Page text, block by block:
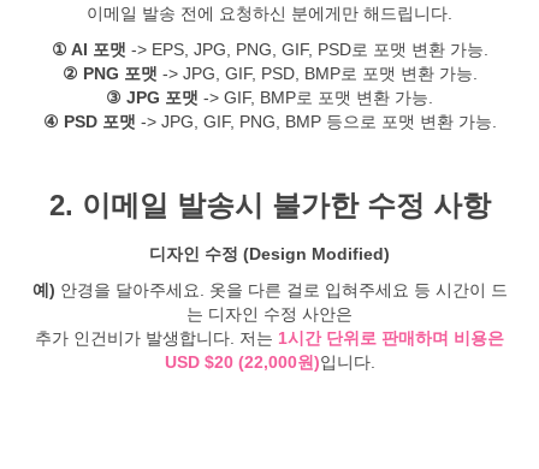
이메일 발송 전에 요청하신 분에게만 해드립니다.
① AI 포맷 -> EPS, JPG, PNG, GIF, PSD로 포맷 변환 가능.
② PNG 포맷 -> JPG, GIF, PSD, BMP로 포맷 변환 가능.
③ JPG 포맷 -> GIF, BMP로 포맷 변환 가능.
④ PSD 포맷 -> JPG, GIF, PNG, BMP 등으로 포맷 변환 가능.
2. 이메일 발송시 불가한 수정 사항
디자인 수정 (Design Modified)
예) 안경을 달아주세요. 옷을 다른 걸로 입혀주세요 등 시간이 드
는 디자인 수정 사안은
추가 인건비가 발생합니다. 저는 1시간 단위로 판매하며 비용은
USD $20 (22,000원)입니다.